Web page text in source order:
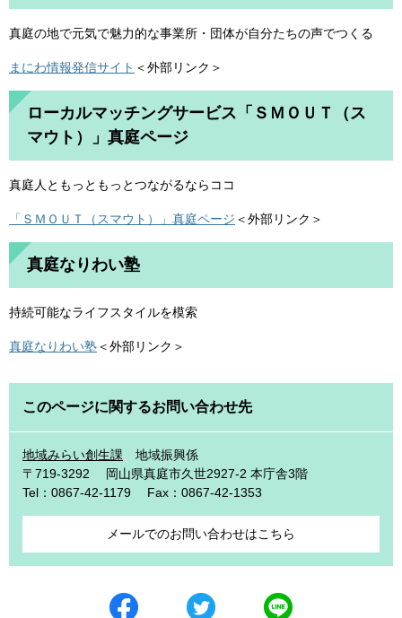
真庭の地で元気で魅力的な事業所・団体が自分たちの声でつくる
まにわ情報発信サイト ＜外部リンク＞
ローカルマッチングサービス「ＳＭＯＵＴ（ス
マウト）」真庭ページ
真庭人ともっともっとつながるならココ
「ＳＭＯＵＴ（スマウト）」真庭ページ ＜外部リンク＞
真庭なりわい塾
持続可能なライフスタイルを模索
真庭なりわい塾＜外部リンク＞
このページに関するお問い合わせ先
地域みらい創生課
地域振興係
〒719-3292
岡山県真庭市久世2927-2 本庁舎3階
Tel：0867-42-1179
Fax：0867-42-1353
メールでのお問い合わせはこちら